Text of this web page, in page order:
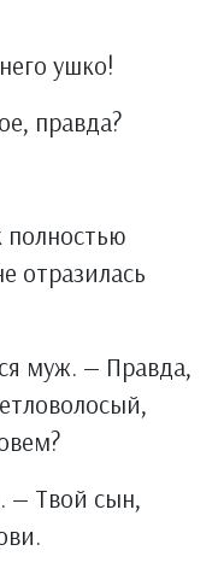
ушко!
правда?
полностью
отразилась
муж. — Правда,
— Твой сын,